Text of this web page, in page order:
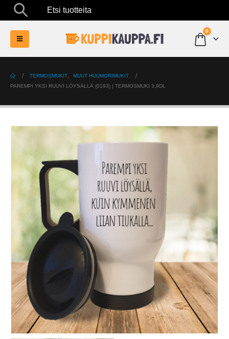
Etsi tuotteita
0
TERMOSMUKIT
MUUT HUUMORIMUKIT
PAREMPI YKSI RUUVI LÖYSÄLLÄ (0193) | TERMOSMUKI 3,9DL